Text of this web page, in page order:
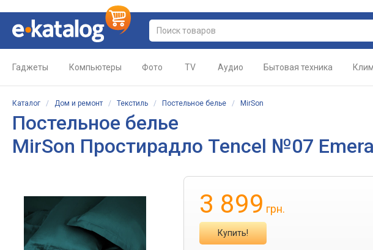
Гаджеты Компьютеры Фото TV Аудио Бытовая техника
Каталог / Дом и ремонт / Текстиль / Постельное белье / MirSon
Постельное белье
MirSon Простирадло Tencel №07
3 899 грн.
Купить!